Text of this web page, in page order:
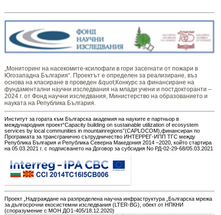
„Мониторинг ​​​на ​​насекомите-ксилофаги в гори засегнати от пожари в
Югозападна България“. Проектът е определен за реализиране, въз
основа на класиране в проведен &quot;Конкурс за финансиране на
фундаментални научни изследвания на млади учени и постдокторанти –
2024 г. от Фонд научни изследвания, Министерство на образованието и
науката на Република България.
Институт за гората към Българска академия на науките е партньор в
международния проект“Capacity building on sustainable utilization of ecosystem
services by local communities in mountainregions”(CAPLOCOM),финансиран по
Програмата за трансгранично сътрудничество ИНТЕРРЕГ-ИПП ТГС между
Република България и Република Северна Македония 2014 –2020, който стартира
на 05.03.2021 г. с подписването на Договор за субсидия No РД-02-29-68/05.03.2021
Проект „Надграждане на разпределена научна инфраструктура „Българска мрежа
за дългосрочни екосистемни изследвания (LTER-BG), обект от НПКНИ
(споразумение с МОН ДО1-405/18.12.2020)